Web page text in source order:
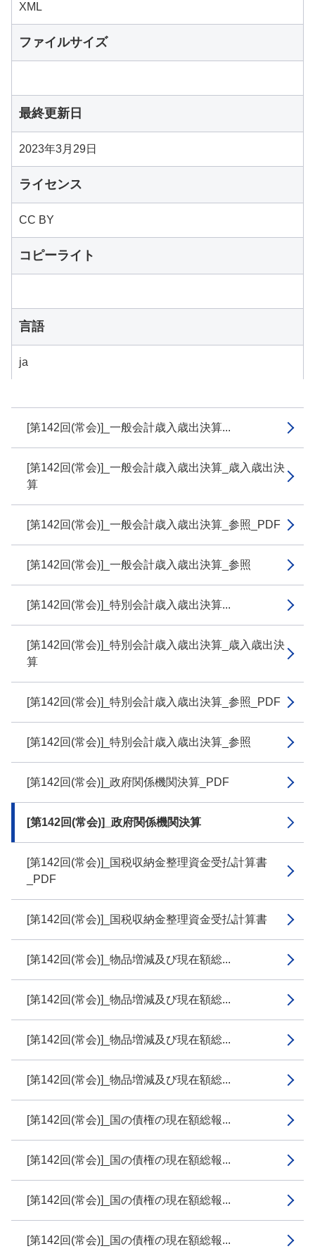
[第142回(常会)]_一般会計歳入歳出決算...
[第142回(常会)]_一般会計歳入歳出決算_歳入歳出決
算
[第142回(常会)]_一般会計歳入歳出決算_参照_PDF
[第142回(常会)]_一般会計歳入歳出決算_参照
[第142回(常会)]_特別会計歳入歳出決算...
[第142回(常会)]_特別会計歳入歳出決算_歳入歳出決
算
[第142回(常会)]_特別会計歳入歳出決算_参照_PDF
[第142回(常会)]_特別会計歳入歳出決算_参照
[第142回(常会)]_政府関係機関決算_PDF
[第142回(常会)]_政府関係機関決算
[第142回(常会)]_国税収納金整理資金受払計算書
_PDF
[第142回(常会)]_国税収納金整理資金受払計算書
[第142回(常会)]_物品増減及び現在額総...
[第142回(常会)]_物品増減及び現在額総...
[第142回(常会)]_物品増減及び現在額総...
[第142回(常会)]_物品増減及び現在額総...
[第142回(常会)]_国の債権の現在額総報...
[第142回(常会)]_国の債権の現在額総報...
[第142回(常会)]_国の債権の現在額総報...
[第142回(常会)]_国の債権の現在額総報...
XML
ファイルサイズ
最終更新日
2023年3月29日
ライセンス
CC BY
コピーライト
言語
ja